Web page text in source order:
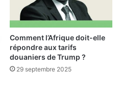
Comment l’Afrique doit-elle
répondre aux tarifs
douaniers de Trump ?
29 septembre 2025